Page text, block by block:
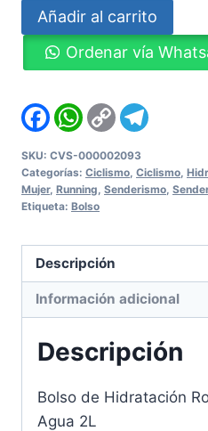
Bolso
de
Hidratación
con
Vejiga
de
Agua
2L
Añadir al carrito
Ordenar vía
FacebookWhatsApp
Copy
Link
SKU: CVS-000002093
Categorías: Ciclismo, Ciclismo,
Mujer, Running, Senderismo,
Etiqueta: Bolso
Descripción
Información adicional
Descripción
Bolso de Hidratación
Agua 2L